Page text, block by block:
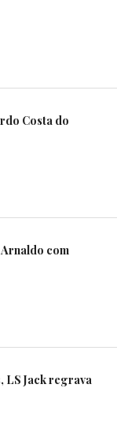
Costa do
com
LS Jack regrava